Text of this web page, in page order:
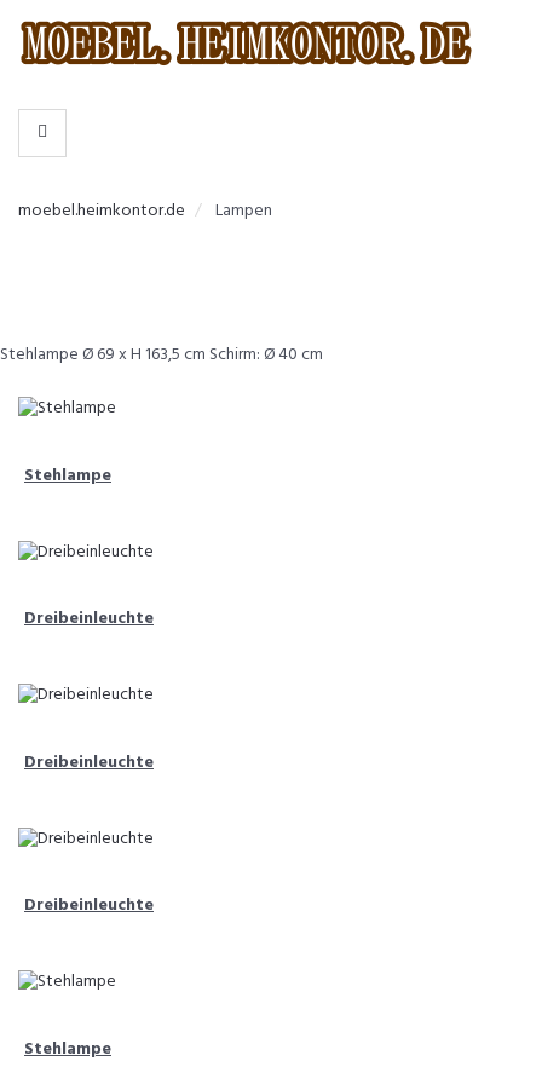
-
>
moebel.heimkontor.de Lampen
Stehlampe Ø 69 x H 163,5 cm Schirm: Ø 40 cm
Stehlampe
Dreibeinleuchte
Dreibeinleuchte
Dreibeinleuchte
Stehlampe